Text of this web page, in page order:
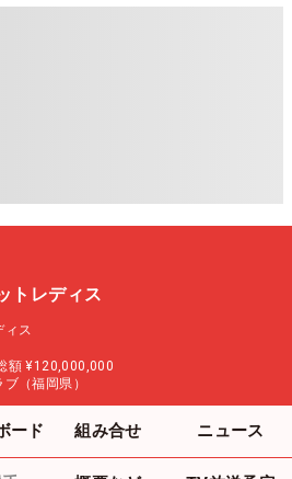
トレディス
ィス
額 ¥120,000,000
（福岡県）
ード 組み合せ ニュース